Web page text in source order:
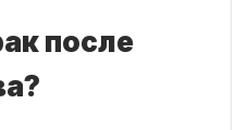
после